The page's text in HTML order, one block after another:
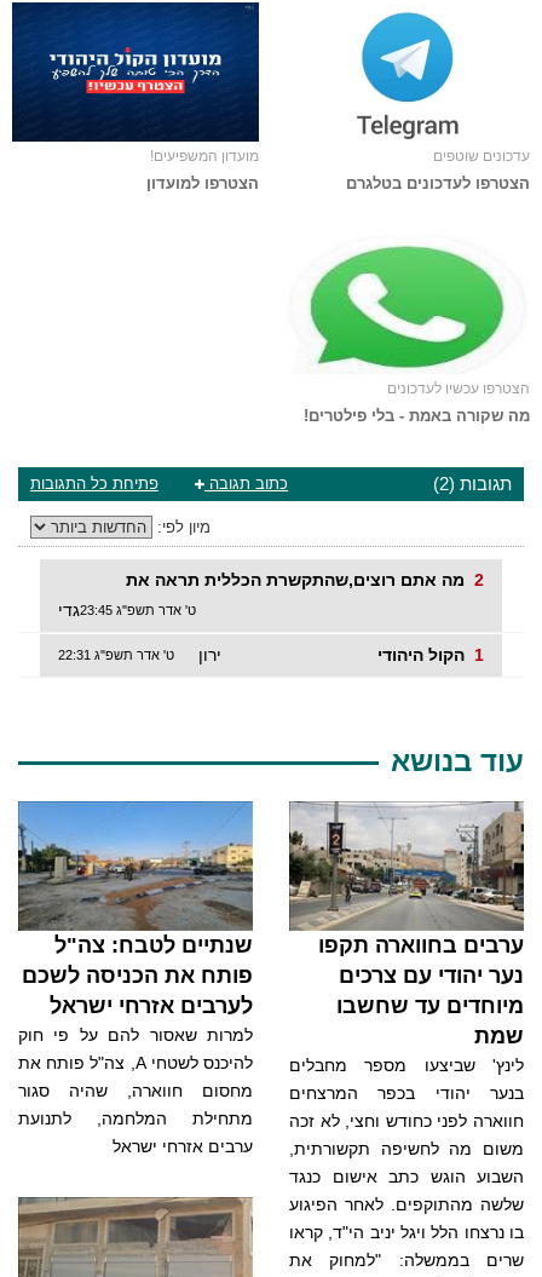
עדכונים שוטפים
הצטרפו לעדכונים בטלגרם
מועדון המשפיעים!
הצטרפו למועדון
הצטרפו עכשיו לעדכונים
מה שקורה באמת - בלי פילטרים!
תגובות (2) פתיחת כל התגובות כתוב תגובה
מיון לפי:
מה אתם רוצים,שהתקשרת הכללית תראה את 2
ט' אדר תשפ"ג 23:45 גדי
הקול היהודי 1 ט' אדר תשפ"ג 22:31 ירון
עוד בנושא
ערבים בחווארה תקפו
נער יהודי עם צרכים
מיוחדים עד שחשבו
שמת
לינץ' שביצעו מספר מחבלים
בנער יהודי בכפר המרצחים
חווארה לפני כחודש וחצי, לא זכה
משום מה לחשיפה תקשורתית,
השבוע הוגש כתב אישום כנגד
שלשה מהתוקפים. לאחר הפיגוע
בו נרצחו הלל ויגל יניב הי"ד, קראו
שרים בממשלה: "למחוק את
שנתיים לטבח: צה"ל
פותח את הכניסה לשכם
לערבים אזרחי ישראל
למרות שאסור להם על פי חוק
להיכנס לשטחי A, צה"ל פותח את
מחסום חווארה, שהיה סגור
מתחילת המלחמה, לתנועת
ערבים אזרחי ישראל